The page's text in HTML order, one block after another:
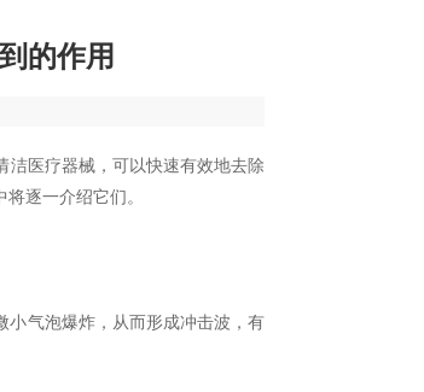
的作用
洁医疗器械，可以快速有效地去除
逐一介绍它们。
气泡爆炸，从而形成冲击波，有